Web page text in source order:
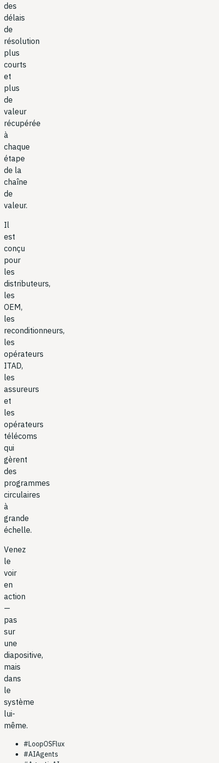
des
délais
de
résolution
plus
courts
et
plus
de
valeur
récupérée
à
chaque
étape
de la
chaîne
de
valeur.
Il
est
conçu
pour
les
distributeurs,
les
OEM,
les
reconditionneurs,
les
opérateurs
ITAD,
les
assureurs
et
les
opérateurs
télécoms
qui
gèrent
des
programmes
circulaires
à
grande
échelle.
Venez
le
voir
en
action
—
pas
sur
une
diapositive,
mais
dans
le
système
lui-
même.
#LoopOSFlux
#AIAgents